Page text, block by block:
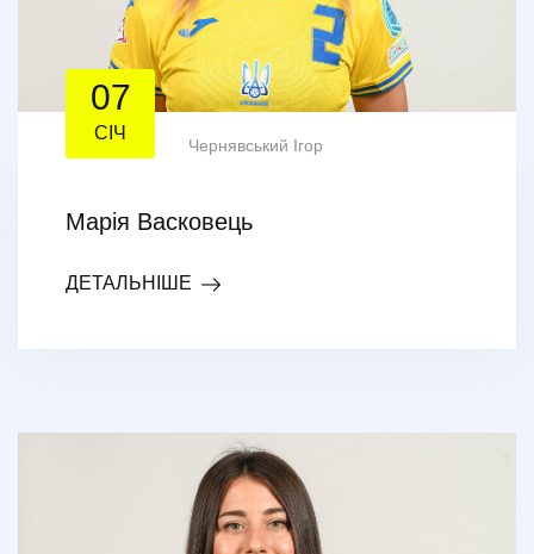
07
СІЧ
Чернявський Ігор
Марія Васковець
ДЕТАЛЬНІШЕ